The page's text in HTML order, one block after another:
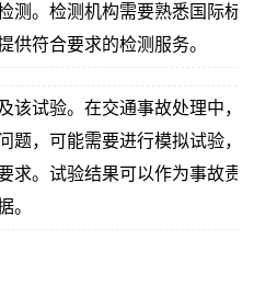
测。检测机构需要熟悉国际标
供符合要求的检测服务。
该试验。在交通事故处理中，
题，可能需要进行模拟试验，
求。试验结果可以作为事故责
。